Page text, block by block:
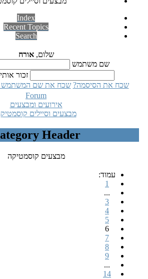
Index
Recent Topics
Search
שלום,אורח
שם משתמש
זכור אותי
שכח את הסיסמה? שכח את שם המשתמש
Forum
אירועים ומבצעים
מבצעים וסיילים
Header
מבצעים קוסמטיקה
עמוד:
1
...
3
4
5
6
7
8
9
...
14